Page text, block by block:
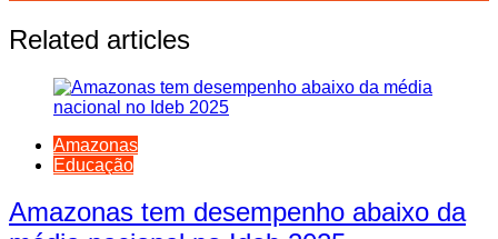
Related articles
Amazonas
Educação
Amazonas tem desempenho abaixo da